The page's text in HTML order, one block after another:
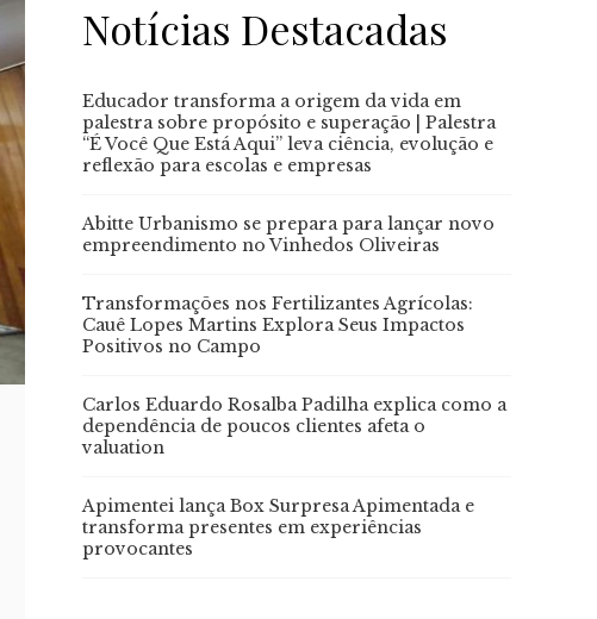
Notícias Destacadas
Educador transforma a origem da vida em
palestra sobre propósito e superação | Palestra
“É Você Que Está Aqui” leva ciência, evolução e
reflexão para escolas e empresas
Abitte Urbanismo se prepara para lançar novo
empreendimento no Vinhedos Oliveiras
Transformações nos Fertilizantes Agrícolas:
Cauê Lopes Martins Explora Seus Impactos
Positivos no Campo
Carlos Eduardo Rosalba Padilha explica como a
dependência de poucos clientes afeta o
valuation
Apimentei lança Box Surpresa Apimentada e
transforma presentes em experiências
provocantes